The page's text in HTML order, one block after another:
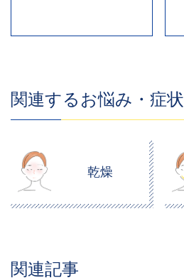
関連するお悩み・症状
乾燥
関連記事